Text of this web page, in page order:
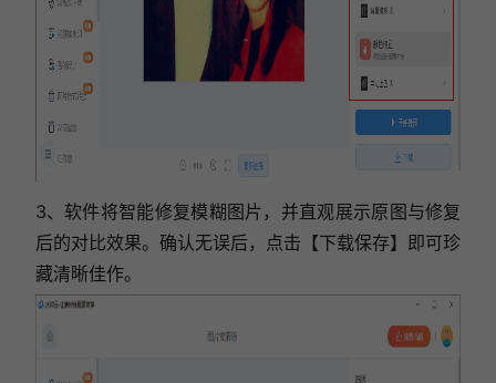
3、软件将智能修复模糊图片，并直观展示原图与修复
后的对比效果。确认无误后，点击【下载保存】即可珍
藏清晰佳作。